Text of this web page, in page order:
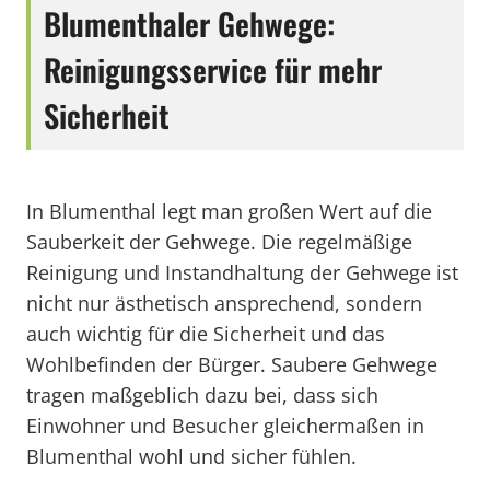
Blumenthaler Gehwege:
Reinigungsservice für mehr
Sicherheit
In Blumenthal legt man großen Wert auf die
Sauberkeit der Gehwege. Die regelmäßige
Reinigung und Instandhaltung der Gehwege ist
nicht nur ästhetisch ansprechend, sondern
auch wichtig für die Sicherheit und das
Wohlbefinden der Bürger. Saubere Gehwege
tragen maßgeblich dazu bei, dass sich
Einwohner und Besucher gleichermaßen in
Blumenthal wohl und sicher fühlen.